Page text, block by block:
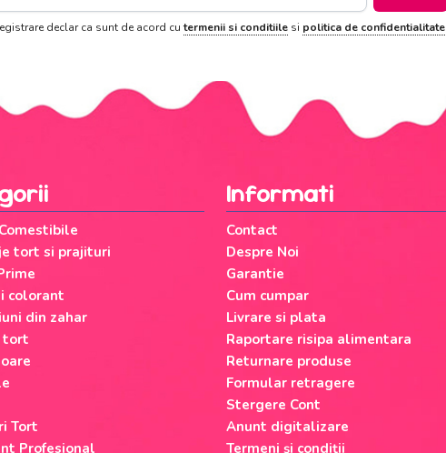
declar ca sunt de acord cutermenii si conditiilesi politica de confidentialitate
tort si prajituri
colorant
din zahar
tort
Tort
Profesional
Informati
Contact
Despre Noi
Garantie
Cum cumpar
Livrare si plata
Raportare risipa alimentara
Returnare produse
Formular retragere
Stergere Cont
Anunt digitalizare
Termeni și condiții